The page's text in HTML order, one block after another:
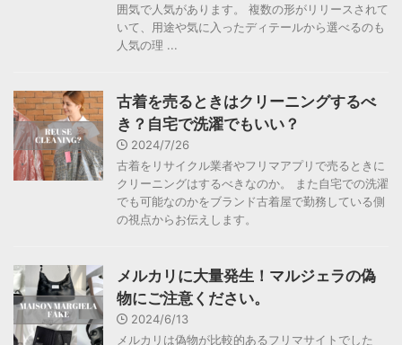
囲気で人気があります。 複数の形がリリースされて
いて、用途や気に入ったディテールから選べるのも
人気の理 ...
古着を売るときはクリーニングするべ
き？自宅で洗濯でもいい？
2024/7/26
古着をリサイクル業者やフリマアプリで売るときに
クリーニングはするべきなのか。 また自宅での洗濯
でも可能なのかをブランド古着屋で勤務している側
の視点からお伝えします。
メルカリに大量発生！マルジェラの偽
物にご注意ください。
2024/6/13
メルカリは偽物が比較的あるフリマサイトでした